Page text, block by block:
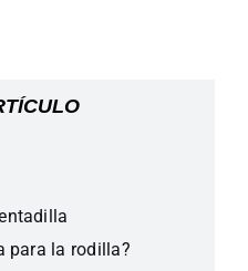
para la rodilla?